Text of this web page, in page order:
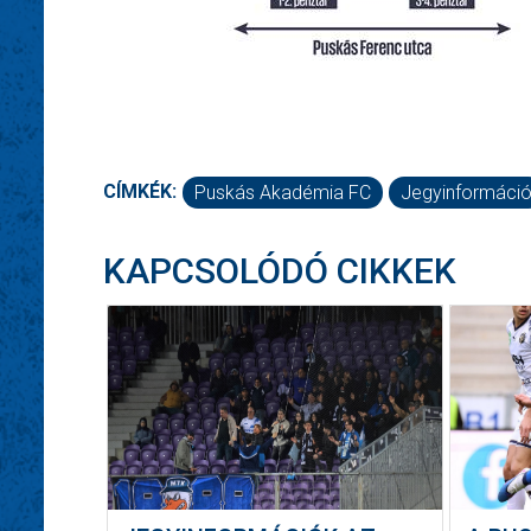
CÍMKÉK: Puskás Akadémia FC Jegyinformáció
KAPCSOLÓDÓ CIKKEK